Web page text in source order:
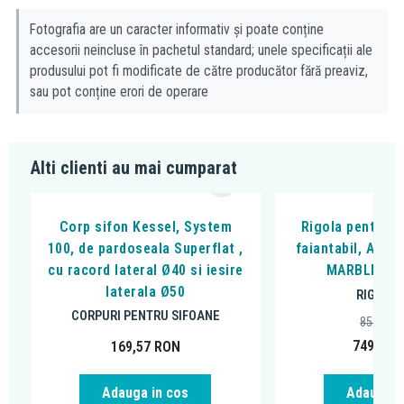
material: otel inoxidabil AISI 304, DIN 1.4301
Fotografia are un caracter informativ și poate conține
accesorii neincluse în pachetul standard; unele specificații ale
produsului pot fi modificate de către producător fără preaviz,
sau pot conține erori de operare
Alti clienti au mai cumparat
Corp sifon Kessel, System
100, de pardoseala Superflat ,
cu racord lateral Ø40 si iesire
laterala Ø50
CORPURI PENTRU SIFOANE
169,57 RON
Adauga in cos
Rigola pentru
faiantabil,
MARBLE
RIGOLE
749,00
853,83
Adauga